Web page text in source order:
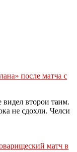
после матча с
видел второи таим.
не сдохли. Челси
матч в